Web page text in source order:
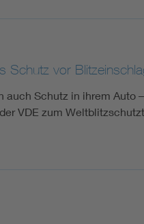
Schutz vor
Schutz in ihrem Auto
VDE zum